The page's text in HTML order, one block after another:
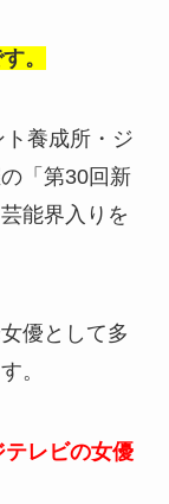
。
養成所・ジ
「第30回新
能界入りを
優として多
。
レビの女優